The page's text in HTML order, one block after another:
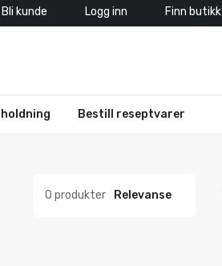
Bli kunde Logg inn Finn butikk
Bestill reseptvarer
0 produkter Relevanse